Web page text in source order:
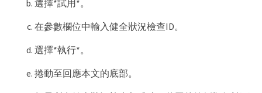
選擇*試用*。
在參數欄位中輸入健全狀況檢查ID。
選擇*執行*。
捲動至回應本文的底部。